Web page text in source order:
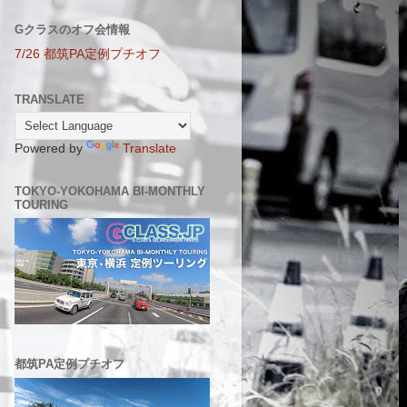
Gクラスのオフ会情報
7/26 都筑PA定例プチオフ
TRANSLATE
Powered by Translate
TOKYO-YOKOHAMA BI-MONTHLY
TOURING
都筑PA定例プチオフ